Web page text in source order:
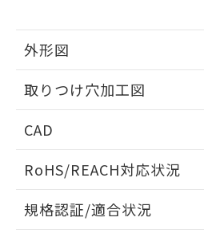
外形図
取りつけ穴加工図
CAD
ドすることができます。
ログイン/会
RoHS/REACH対応状況
EU RoHS 注意事項・凡例
規格認証/適合状況
品・サービスに関す
の共同利用に関して"
用者の範囲」に記載
EU RoHS指令（10物質）
51物質の非含有証明書（当
※本証明書は発行日時点
物質の対応では、対応完了
荷製品に未対応品が混在
欄に対応日を記載しており
既に当社にて対応品への